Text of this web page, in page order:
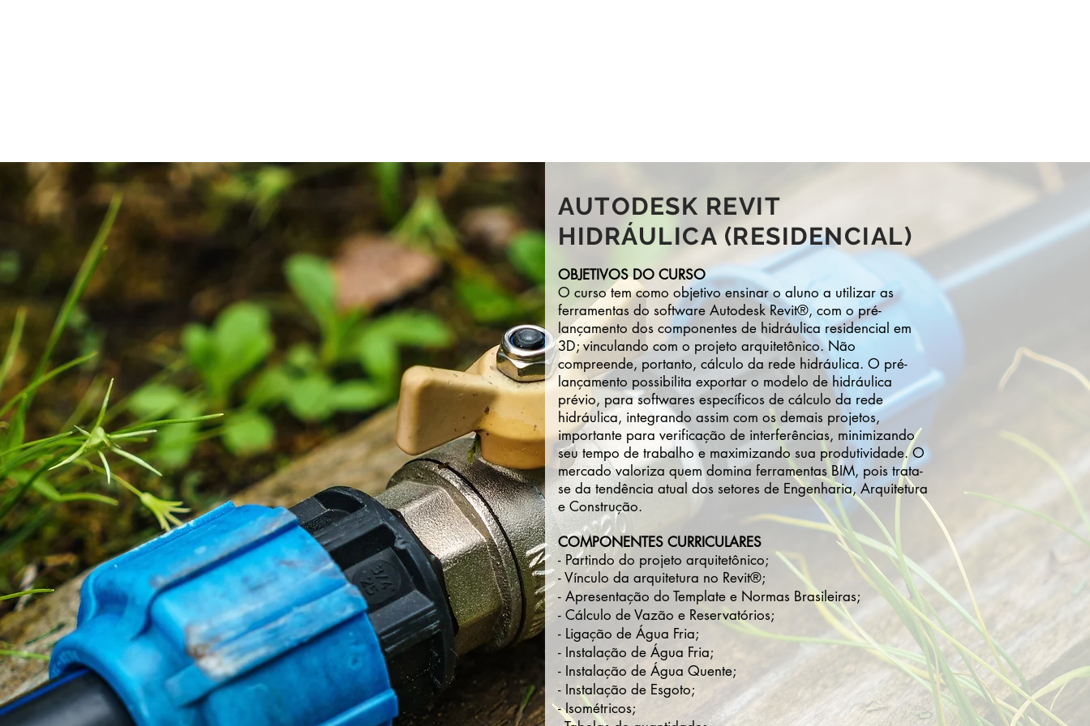
AUTODESK REVIT
HIDRÁULICA (RESIDENCIAL)
OBJETIVOS DO CURSO
O curso tem como objetivo ensinar o aluno a utilizar as
ferramentas do software Autodesk Revit®, com o pré-
lançamento dos componentes de hidráulica residencial em
3D; vinculando com o projeto arquitetônico. Não
compreende, portanto, cálculo da rede hidráulica. O pré-
lançamento possibilita exportar o modelo de hidráulica
prévio, para softwares específicos de cálculo da rede
hidráulica, integrando assim com os demais projetos,
importante para verificação de interferências, minimizando
seu tempo de trabalho e maximizando sua produtividade. O
mercado valoriza quem domina ferramentas BIM, pois trata-
se da tendência atual dos setores de Engenharia, Arquitetura
e Construção.
COMPONENTES CURRICULARES
- Partindo do projeto arquitetônico;
- Vínculo da arquitetura no Revit®;
- Apresentação do Template e Normas Brasileiras;
- Cálculo de Vazão e Reservatórios;
- Ligação de Água Fria;
- Instalação de Água Fria;
- Instalação de Água Quente;
- Instalação de Esgoto;
- Isométricos;